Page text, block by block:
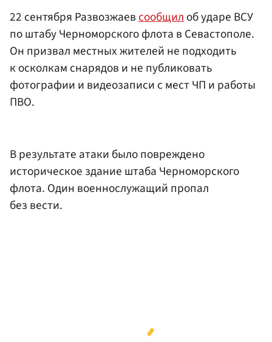
22 сентября Развозжаевсообщилоб ударе ВСУ
по штабу Черноморского флота в Севастополе.
Он призвал местных жителей не подходить
к осколкам снарядов и не публиковать
фотографии и видеозаписи с мест ЧП и работы
ПВО.
В результате атаки было повреждено
историческое здание штаба Черноморского
флота. Один военнослужащий пропал
без вести.